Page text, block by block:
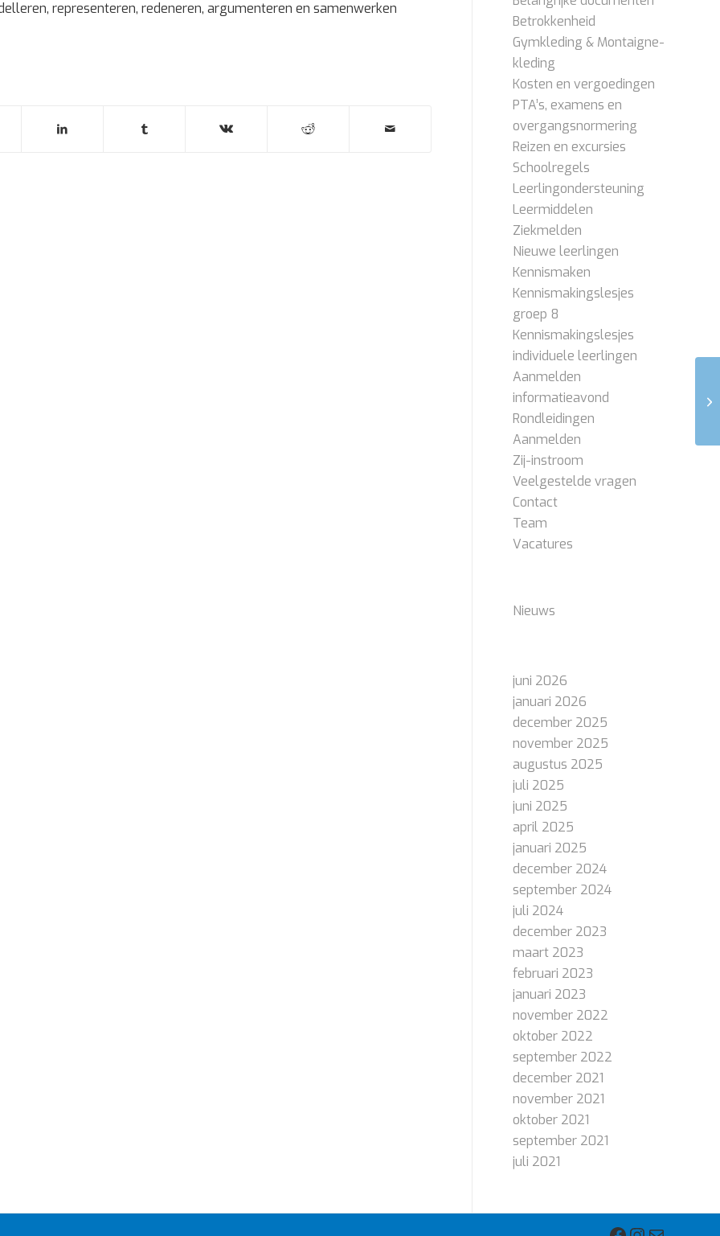
representeren, redeneren, argumenteren en samenwerken
Betrokkenheid
Gymkleding & Montaigne-
kleding
Kosten en vergoedingen
PTA’s, examens en
overgangsnormering
Reizen en excursies
Schoolregels
Leerlingondersteuning
Leermiddelen
Ziekmelden
Nieuwe leerlingen
Kennismaken
Kennismakingslesjes
groep 8
Kennismakingslesjes
individuele leerlingen
Aanmelden
informatieavond
Rondleidingen
Aanmelden
Zij-instroom
Veelgestelde vragen
Contact
Team
Vacatures
Nieuws
juni 2026
januari 2026
december 2025
november 2025
augustus 2025
juli 2025
juni 2025
april 2025
januari 2025
december 2024
september 2024
juli 2024
december 2023
maart 2023
februari 2023
januari 2023
november 2022
oktober 2022
september 2022
december 2021
november 2021
oktober 2021
september 2021
juli 2021